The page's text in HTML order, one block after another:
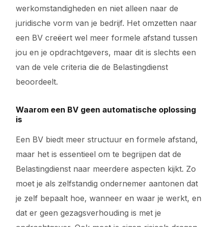
werkomstandigheden en niet alleen naar de
juridische vorm van je bedrijf. Het omzetten naar
een BV creëert wel meer formele afstand tussen
jou en je opdrachtgevers, maar dit is slechts een
van de vele criteria die de Belastingdienst
beoordeelt.
Waarom een BV geen automatische oplossing
is
Een BV biedt meer structuur en formele afstand,
maar het is essentieel om te begrijpen dat de
Belastingdienst naar meerdere aspecten kijkt. Zo
moet je als zelfstandig ondernemer aantonen dat
je zelf bepaalt hoe, wanneer en waar je werkt, en
dat er geen gezagsverhouding is met je